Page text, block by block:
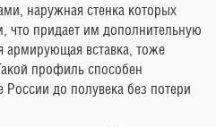
наружная стенка которых
что придает им дополнительную
армирующая вставка, тоже
профиль способен
до полувека без потери